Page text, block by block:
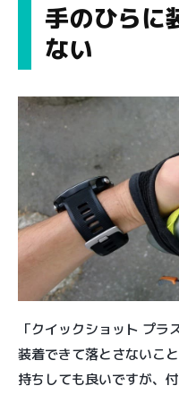
手のひらに
ない
「クイックショット プ
装着できて落とさないこ
持ちしても良いですが、